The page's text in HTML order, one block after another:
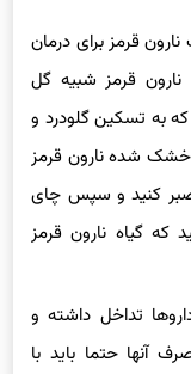
قرمز برای درمان
قرمز شبیه گل
به تسکین گلودرد و
شده نارون قرمز
کرده و حداقل ۱۰ دقیقه صبر کنید و سپس چای
که گیاه نارون قرمز
تداخل داشته و
آنها حتما باید با